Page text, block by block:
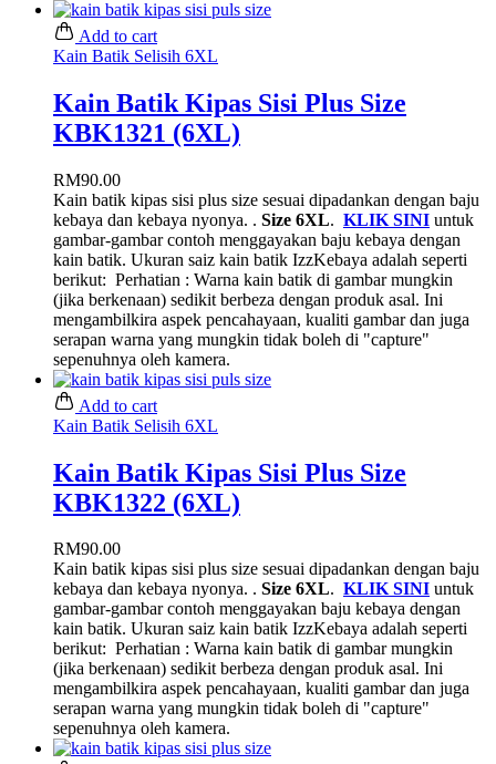
Add to cart
Kain Batik Selisih 6XL
Kain Batik Kipas Sisi Plus Size
KBK1321 (6XL)
RM90.00
Kain batik kipas sisi plus size sesuai dipadankan dengan baju
kebaya dan kebaya nyonya. . Size 6XL. KLIK SINI untuk
gambar-gambar contoh menggayakan baju kebaya dengan
kain batik. Ukuran saiz kain batik IzzKebaya adalah seperti
berikut: Perhatian : Warna kain batik di gambar mungkin
(jika berkenaan) sedikit berbeza dengan produk asal. Ini
mengambilkira aspek pencahayaan, kualiti gambar dan juga
serapan warna yang mungkin tidak boleh di "capture"
sepenuhnya oleh kamera.
Add to cart
Kain Batik Selisih 6XL
Kain Batik Kipas Sisi Plus Size
KBK1322 (6XL)
RM90.00
Kain batik kipas sisi plus size sesuai dipadankan dengan baju
kebaya dan kebaya nyonya. . Size 6XL. KLIK SINI untuk
gambar-gambar contoh menggayakan baju kebaya dengan
kain batik. Ukuran saiz kain batik IzzKebaya adalah seperti
berikut: Perhatian : Warna kain batik di gambar mungkin
(jika berkenaan) sedikit berbeza dengan produk asal. Ini
mengambilkira aspek pencahayaan, kualiti gambar dan juga
serapan warna yang mungkin tidak boleh di "capture"
sepenuhnya oleh kamera.